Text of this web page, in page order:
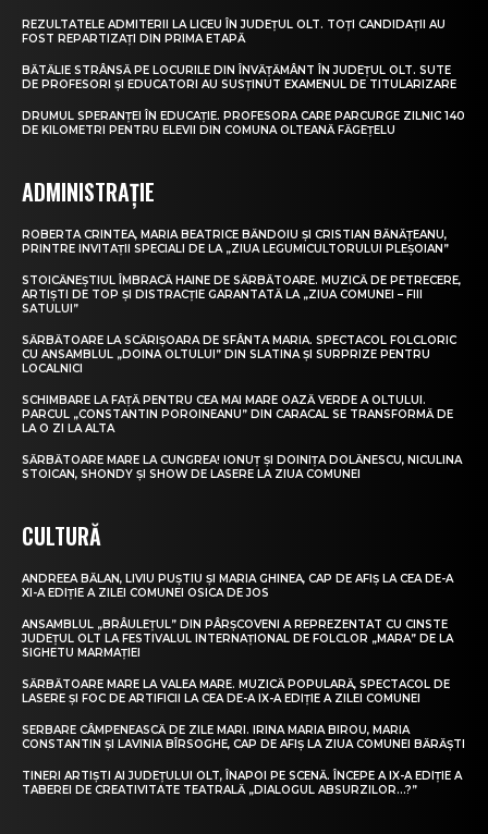
REZULTATELE ADMITERII LA LICEU ÎN JUDEȚUL OLT. TOȚI CANDIDAȚII AU
FOST REPARTIZAȚI DIN PRIMA ETAPĂ
BĂTĂLIE STRÂNSĂ PE LOCURILE DIN ÎNVĂȚĂMÂNT ÎN JUDEȚUL OLT. SUTE
DE PROFESORI ȘI EDUCATORI AU SUSȚINUT EXAMENUL DE TITULARIZARE
DRUMUL SPERANȚEI ÎN EDUCAȚIE. PROFESORA CARE PARCURGE ZILNIC 140
DE KILOMETRI PENTRU ELEVII DIN COMUNA OLTEANĂ FĂGEȚELU
ADMINISTRAȚIE
ROBERTA CRINTEA, MARIA BEATRICE BĂNDOIU ȘI CRISTIAN BĂNĂȚEANU,
PRINTRE INVITAȚII SPECIALI DE LA „ZIUA LEGUMICULTORULUI PLEȘOIAN”
STOICĂNEȘTIUL ÎMBRACĂ HAINE DE SĂRBĂTOARE. MUZICĂ DE PETRECERE,
ARTIȘTI DE TOP ȘI DISTRACȚIE GARANTATĂ LA „ZIUA COMUNEI – FIII
SATULUI”
SĂRBĂTOARE LA SCĂRIȘOARA DE SFÂNTA MARIA. SPECTACOL FOLCLORIC
CU ANSAMBLUL „DOINA OLTULUI” DIN SLATINA ȘI SURPRIZE PENTRU
LOCALNICI
SCHIMBARE LA FAȚĂ PENTRU CEA MAI MARE OAZĂ VERDE A OLTULUI.
PARCUL „CONSTANTIN POROINEANU” DIN CARACAL SE TRANSFORMĂ DE
LA O ZI LA ALTA
SĂRBĂTOARE MARE LA CUNGREA! IONUȚ ȘI DOINIȚA DOLĂNESCU, NICULINA
STOICAN, SHONDY ȘI SHOW DE LASERE LA ZIUA COMUNEI
CULTURĂ
ANDREEA BĂLAN, LIVIU PUȘTIU ȘI MARIA GHINEA, CAP DE AFIȘ LA CEA DE-A
XI-A EDIȚIE A ZILEI COMUNEI OSICA DE JOS
ANSAMBLUL „BRÂULEȚUL” DIN PÂRȘCOVENI A REPREZENTAT CU CINSTE
JUDEȚUL OLT LA FESTIVALUL INTERNAȚIONAL DE FOLCLOR „MARA” DE LA
SIGHETU MARMAȚIEI
SĂRBĂTOARE MARE LA VALEA MARE. MUZICĂ POPULARĂ, SPECTACOL DE
LASERE ȘI FOC DE ARTIFICII LA CEA DE-A IX-A EDIȚIE A ZILEI COMUNEI
SERBARE CÂMPENEASCĂ DE ZILE MARI. IRINA MARIA BIROU, MARIA
CONSTANTIN ȘI LAVINIA BÎRSOGHE, CAP DE AFIȘ LA ZIUA COMUNEI BĂRĂȘTI
TINERI ARTIȘTI AI JUDEȚULUI OLT, ÎNAPOI PE SCENĂ. ÎNCEPE A IX-A EDIȚIE A
TABEREI DE CREATIVITATE TEATRALĂ „DIALOGUL ABSURZILOR…?”